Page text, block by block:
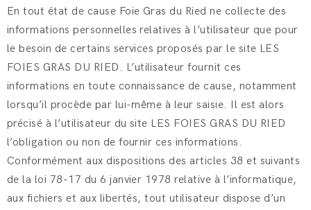
En tout état de cause Foie Gras du Ried ne collecte des
informations personnelles relatives à l’utilisateur que pour
le besoin de certains services proposés par le site LES
FOIES GRAS DU RIED. L’utilisateur fournit ces
informations en toute connaissance de cause, notamment
lorsqu’il procède par lui-même à leur saisie. Il est alors
précisé à l’utilisateur du site LES FOIES GRAS DU RIED
l’obligation ou non de fournir ces informations.
Conformément aux dispositions des articles 38 et suivants
de la loi 78-17 du 6 janvier 1978 relative à l’informatique,
aux fichiers et aux libertés, tout utilisateur dispose d’un